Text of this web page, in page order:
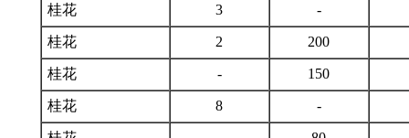
桂花 3 -
桂花 2 200
桂花 - 150
桂花 8 -